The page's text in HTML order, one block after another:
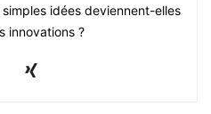
idées deviennent-elles
innovations ?